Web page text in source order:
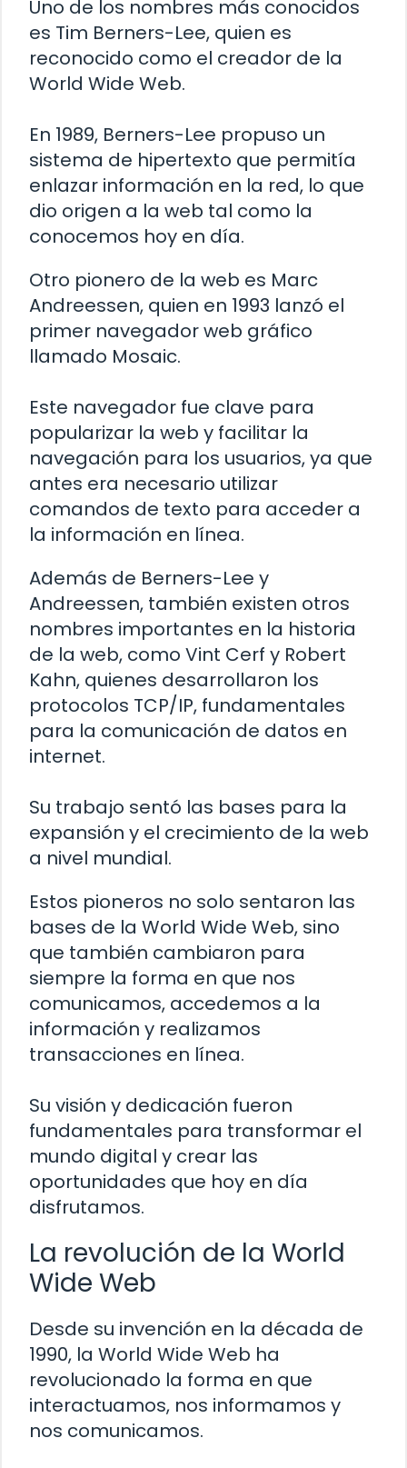
Uno de los nombres más conocidos
es Tim Berners-Lee, quien es
reconocido como el creador de la
World Wide Web.
En 1989, Berners-Lee propuso un
sistema de hipertexto que permitía
enlazar información en la red, lo que
dio origen a la web tal como la
conocemos hoy en día.
Otro pionero de la web es Marc
Andreessen, quien en 1993 lanzó el
primer navegador web gráfico
llamado Mosaic.
Este navegador fue clave para
popularizar la web y facilitar la
navegación para los usuarios, ya que
antes era necesario utilizar
comandos de texto para acceder a
la información en línea.
Además de Berners-Lee y
Andreessen, también existen otros
nombres importantes en la historia
de la web, como Vint Cerf y Robert
Kahn, quienes desarrollaron los
protocolos TCP/IP, fundamentales
para la comunicación de datos en
internet.
Su trabajo sentó las bases para la
expansión y el crecimiento de la web
a nivel mundial.
Estos pioneros no solo sentaron las
bases de la World Wide Web, sino
que también cambiaron para
siempre la forma en que nos
comunicamos, accedemos a la
información y realizamos
transacciones en línea.
Su visión y dedicación fueron
fundamentales para transformar el
mundo digital y crear las
oportunidades que hoy en día
disfrutamos.
La revolución de la World
Wide Web
Desde su invención en la década de
1990, la World Wide Web ha
revolucionado la forma en que
interactuamos, nos informamos y
nos comunicamos.